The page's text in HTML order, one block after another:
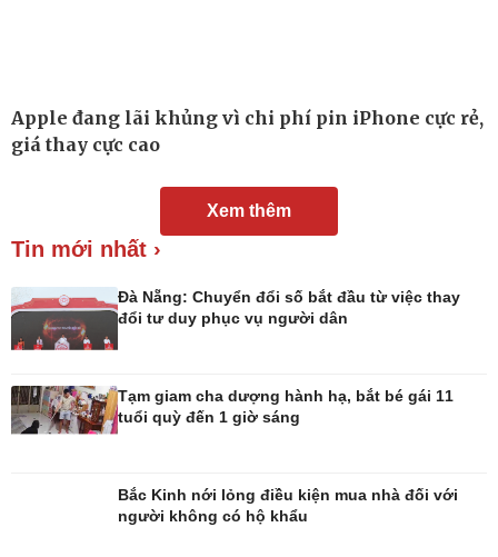
Nhà đẹp
Tình yêu - Gia đình
Blog
Sân khấu - Điện ảnh
Văn học
Apple đang lãi khủng vì chi phí pin iPhone cực rẻ,
giá thay cực cao
Xem thêm
Tin mới nhất ›
Đà Nẵng: Chuyển đổi số bắt đầu từ việc thay
đổi tư duy phục vụ người dân
Tạm giam cha dượng hành hạ, bắt bé gái 11
tuổi quỳ đến 1 giờ sáng
Bắc Kinh nới lỏng điều kiện mua nhà đối với
người không có hộ khẩu